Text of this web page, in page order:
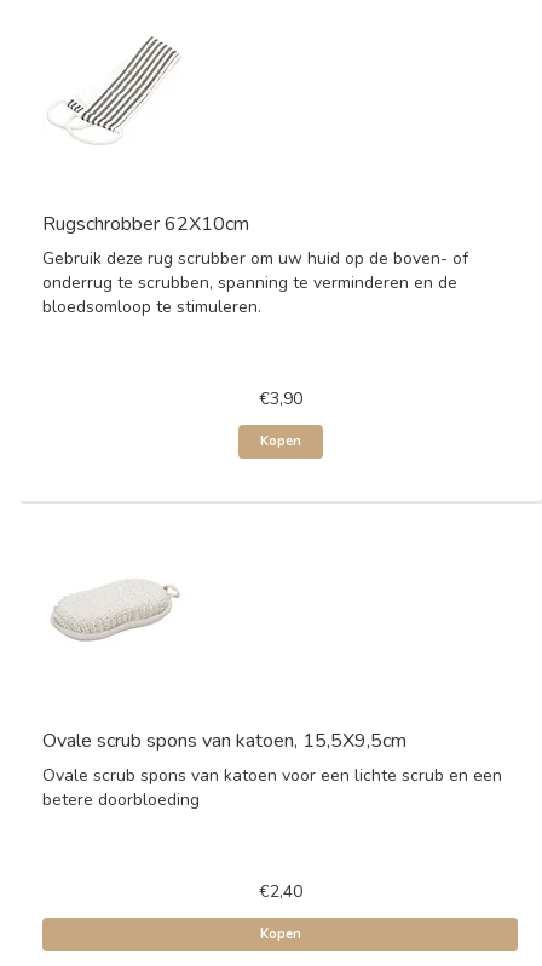
Rugschrobber 62X10cm
Gebruik deze rug scrubber om uw huid op de boven- of
onderrug te scrubben, spanning te verminderen en de
bloedsomloop te stimuleren.
€3,90
Kopen
Ovale scrub spons van katoen, 15,5X9,5cm
Ovale scrub spons van katoen voor een lichte scrub en een
betere doorbloeding
€2,40
Kopen